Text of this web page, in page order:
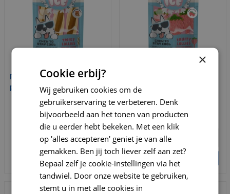
Pup ice twist lollie
pindakaas hondenijsje
6,95 ,49
BESTELLEN
hondenijsje
€ 6,95€ 5,
×
Cookie erbij?
Wij gebruiken cookies om de
gebruikerservaring te verbeteren. Denk
bijvoorbeeld aan het tonen van producten
die u eerder hebt bekeken. Met een klik
op 'alles accepteren' geniet je van alle
gemakken. Ben jij toch liever zelf aan zet?
Bepaal zelf je cookie-instellingen via het
tandwiel. Door onze website te gebruiken,
stemt u in met alle cookies in